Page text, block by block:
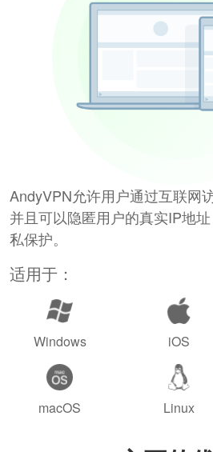
AndyVPN允许用户通过互联网
并且可以隐匿用户的真实IP地
私保护。
适用于：
Windows iOS
macOS Linux